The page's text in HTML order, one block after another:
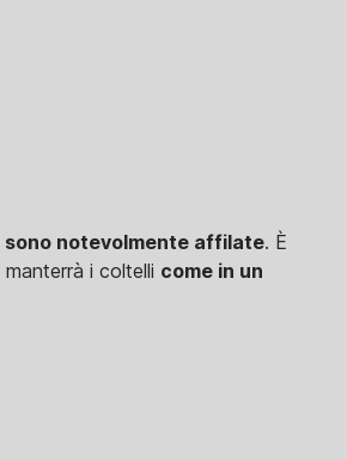
sono notevolmente affilate. È
i coltelli come in un